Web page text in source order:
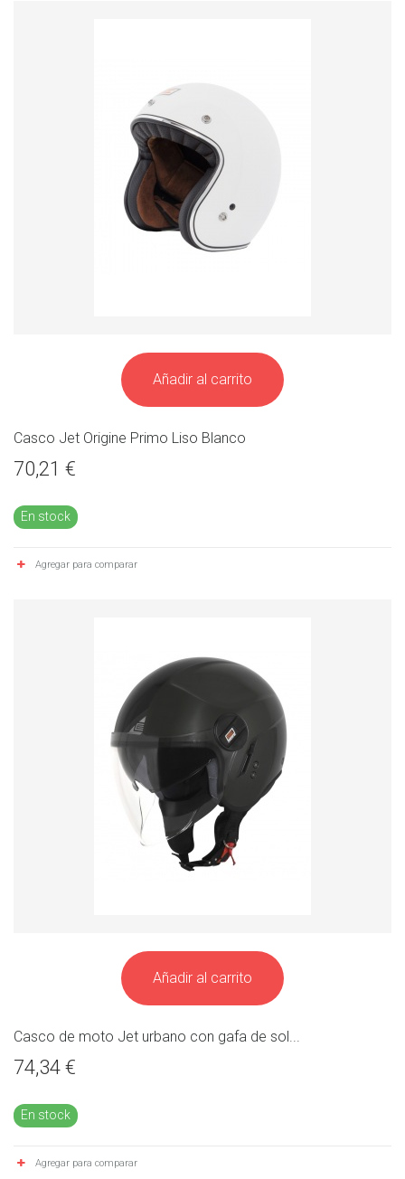
Añadir al carrito
Casco Jet Origine Primo Liso Blanco
70,21 €
En stock
Agregar para comparar
Añadir al carrito
Casco de moto Jet urbano con gafa de sol...
74,34 €
En stock
Agregar para comparar